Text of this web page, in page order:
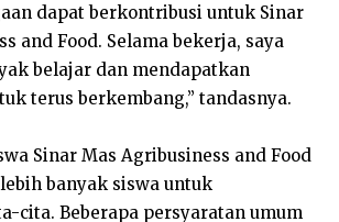
dapat berkontribusi untuk Sinar
and Food. Selama bekerja, saya
belajar dan mendapatkan
terus berkembang,” tandasnya.
Sinar Mas Agribusiness and Food
banyak siswa untuk
cita. Beberapa persyaratan umum